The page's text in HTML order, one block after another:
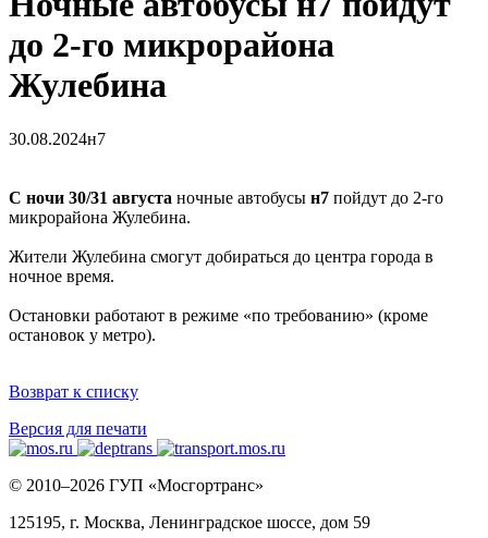
до 2-го микрорайона
Жулебина
30.08.2024н7
С ночи 30/31 августа ночные автобусы н7 пойдут до 2-го
микрорайона Жулебина.
Жители Жулебина смогут добираться до центра города в
ночное время.
Остановки работают в режиме «по требованию» (кроме
остановок у метро).
Возврат к списку
Версия для печати
© 2010–2026 ГУП «Мосгортранс»
125195, г. Москва, Ленинградское шоссе, дом 59